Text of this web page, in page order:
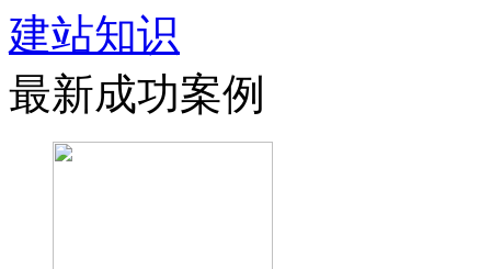
建站知识
最新成功案例